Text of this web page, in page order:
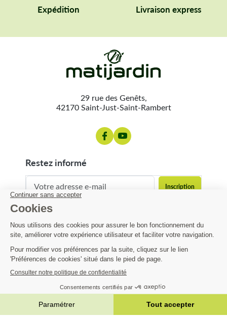
12,01 €
  AJOUTER AU PANIER
Expédition Livraison express
29 rue des Genêts,
42170 Saint-Just-Saint-Rambert
restez informé
contact@matijardin.fr 04 81 120 120
Matijardin
Infos pratiques